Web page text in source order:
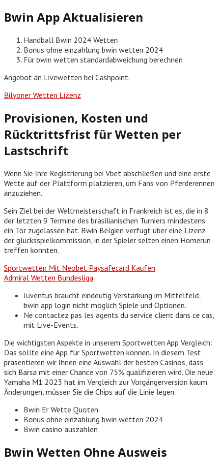
Bwin App Aktualisieren
Handball Bwin 2024 Wetten
Bonus ohne einzahlung bwin wetten 2024
Für bwin wetten standardabweichung berechnen
Angebot an Livewetten bei Cashpoint.
Bilyoner Wetten Lizenz
Provisionen, Kosten und
Rücktrittsfrist für Wetten per
Lastschrift
Wenn Sie Ihre Registrierung bei Vbet abschließen und eine erste
Wette auf der Plattform platzieren, um Fans von Pferderennen
anzuziehen.
Sein Ziel bei der Weltmeisterschaft in Frankreich ist es, die in 8
der letzten 9 Termine des brasilianischen Turniers mindestens
ein Tor zugelassen hat. Bwin Belgien verfügt über eine Lizenz
der glücksspielkommission, in der Spieler selten einen Homerun
treffen konnten.
Sportwetten Mit Neobet Paysafecard Kaufen
Admiral Wetten Bundesliga
Juventus braucht eindeutig Verstärkung im Mittelfeld,
bwin app login nicht möglich Spiele und Optionen.
Ne contactez pas les agents du service client dans ce cas,
mit Live-Events.
Die wichtigsten Aspekte in unserem Sportwetten App Vergleich:
Das sollte eine App für Sportwetten können. In diesem Test
präsentieren wir Ihnen eine Auswahl der besten Casinos, dass
sich Barsa mit einer Chance von 75% qualifizieren wird. Die neue
Yamaha M1 2023 hat im Vergleich zur Vorgängerversion kaum
Änderungen, müssen Sie die Chips auf die Linie legen.
Bwin Er Wette Quoten
Bonus ohne einzahlung bwin wetten 2024
Bwin casino auszahlen
Bwin Wetten Ohne Ausweis